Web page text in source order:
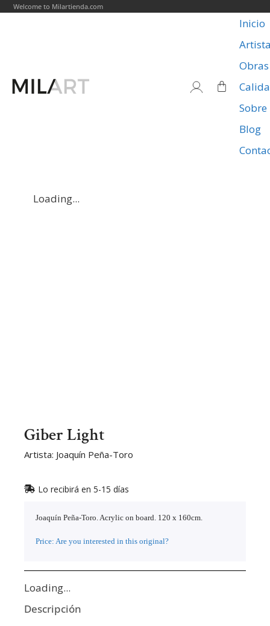
Welcome to Milartienda.com
Inicio
Obras
Blog
Loading...
Giber Light
Artista: Joaquín Peña-Toro
Lo recibirá en 5-15 días
Joaquín Peña-Toro. Acrylic on board. 120 x 160cm.
Price: Are you interested in this original?
Loading...
Descripción